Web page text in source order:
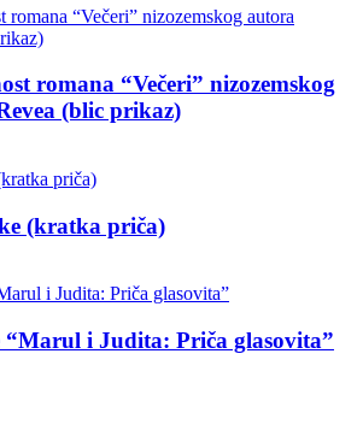
romana “Večeri” nizozemskog
(blic prikaz)
(kratka priča)
“Marul i Judita: Priča glasovita”